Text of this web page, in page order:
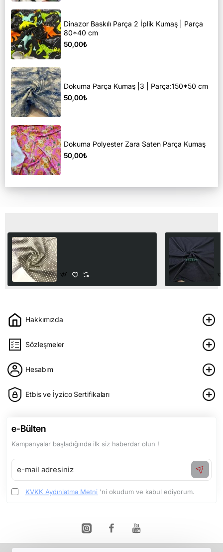
Dinazor Baskılı Parça 2 İplik Kumaş | Parça
80*40 cm
50,00₺
Dokuma Parça Kumaş |3 | Parça:150*50 cm
50,00₺
Dokuma Polyester Zara Saten Parça Kumaş
50,00₺
Hakkımızda
Sözleşmeler
Hesabım
Etbis ve İyzico Sertifikaları
e-Bülten
Kampanyalar başladığında ilk siz haberdar olun !
e-
mail
adresiniz
KVKK Aydınlatma Metni 'ni okudum ve kabul ediyorum.